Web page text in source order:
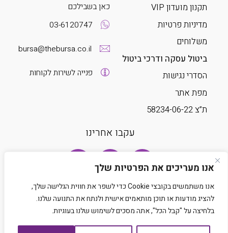
אנו מעריכים את הפרטיות שלך
אנו משתמשים בקובצי Cookie כדי לשפר את חווית הגלישה שלך,
להציג מודעות או תוכן מותאמים אישית ולנתח את התנועה שלנו.
בלחיצה על "קבל הכל", אתה מסכים לשימוש שלנו בעוגיות.
תקנון מועדון VIP
מדיניות פרטיות
משלוחים
ביטול עסקה ודרכי ביטול
הסדרי נגישות
מפת אתר
ת”צ 58234-06-22
כאן בשבילכם
03-6120747
bursa@thebursa.co.il
פנייה לשירות לקוחות
עקבו אחרינו
Developed by Matat Technologies LTD